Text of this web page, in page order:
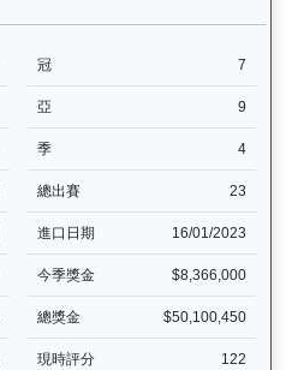
冠 7
亞 9
季 4
總出賽 23
進口日期 16/01/2023
今季獎金 $8,366,000
總獎金 $50,100,450
現時評分 122